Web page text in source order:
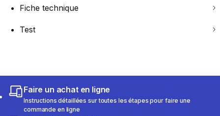
Fiche technique
Test
Faire un achat en ligne
Instructions détaillées sur toutes les étapes pour faire une
commande en ligne